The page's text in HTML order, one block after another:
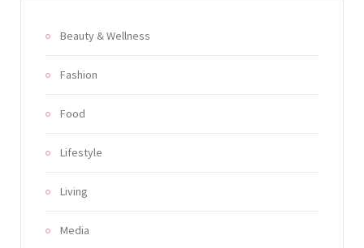
Beauty & Wellness
Fashion
Food
Lifestyle
Living
Media